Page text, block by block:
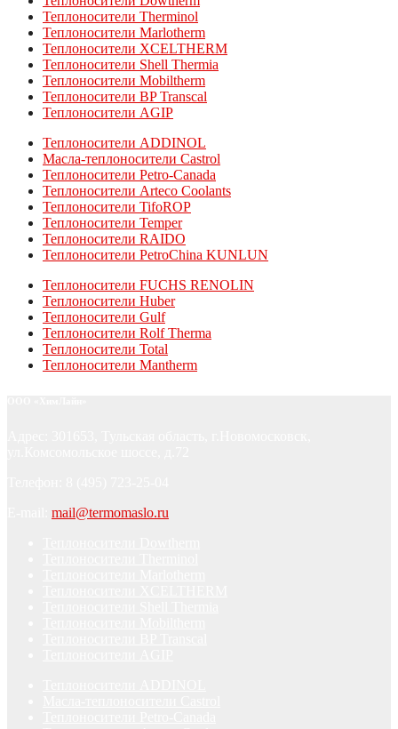
Теплоносители Therminol
Теплоносители Marlotherm
Теплоносители XCELTHERM
Теплоносители Shell Thermia
Теплоносители Mobiltherm
Теплоносители BP Transcal
Теплоносители AGIP
Теплоносители ADDINOL
Масла-теплоносители Castrol
Теплоносители Petro-Canada
Теплоносители Arteco Coolants
Теплоносители TifoROP
Теплоносители Temper
Теплоносители RAIDO
Теплоносители PetroChina KUNLUN
Теплоносители FUCHS RENOLIN
Теплоносители Huber
Теплоносители Gulf
Теплоносители Rolf Therma
Теплоносители Total
Теплоносители Mantherm
mail@termomaslo.ru